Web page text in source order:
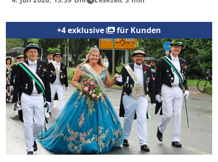
+4 exklusive für Kunden